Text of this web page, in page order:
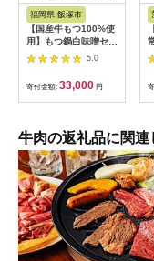
るさと納税
福岡県 飯塚市
【国産牛もつ100%使
用】もつ鍋白味噌セッ
ト 2人前+牛もつ追加
400g【C3-025】
5.0
寄付金額: 33,000 円
牛肉の返礼品に関